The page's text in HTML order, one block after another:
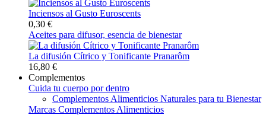
Inciensos al Gusto Euroscents
0,30 €
Aceites para difusor, esencia de bienestar
La difusión Cítrico y Tonificante Pranarôm
16,80 €
Complementos
Cuida tu cuerpo por dentro
Complementos Alimenticios Naturales para tu Bienestar
Marcas Complementos Alimenticios